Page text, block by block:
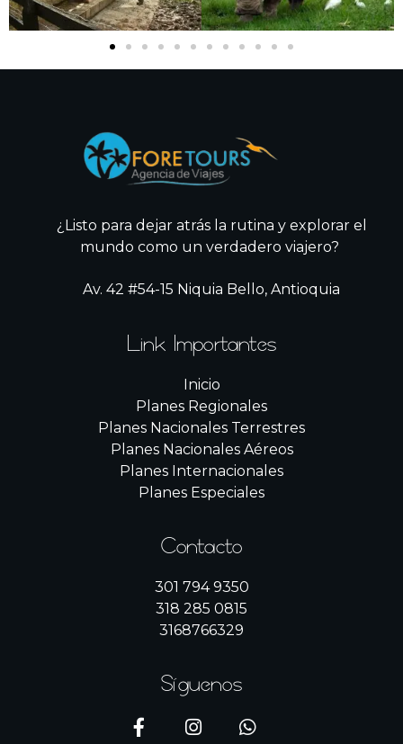
¿Listo para dejar atrás la rutina y explorar el
mundo como un verdadero viajero?
Av. 42 #54-15 Niquia Bello, Antioquia
Link Importantes
Inicio
Planes Regionales
Planes Nacionales Terrestres
Planes Nacionales Aéreos
Planes Internacionales
Planes Especiales
Contacto
301 794 9350
318 285 0815
3168766329
Síguenos